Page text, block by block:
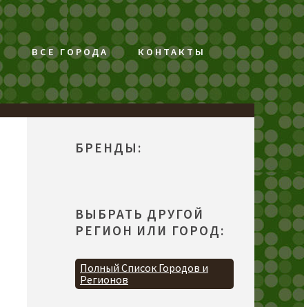
ВСЕ ГОРОДА КОНТАКТЫ
БРЕНДЫ:
ВЫБРАТЬ ДРУГОЙ
РЕГИОН ИЛИ ГОРОД:
Полный Список Городов и
Регионов